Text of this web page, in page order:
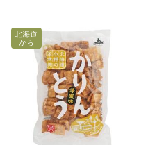
北海道
から